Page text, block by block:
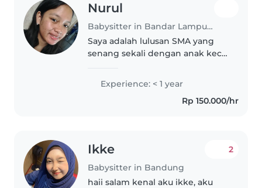
Nurul
Babysitter in Bandar Lampung
Saya adalah lulusan SMA yang
senang sekali dengan anak kecil.
mengurus balita saat adik saya
masih kecil.
Experience: < 1 year
Rp 150.000/hr
Ikke
Babysitter in Bandung
2
haii salam kenal aku ikke, aku